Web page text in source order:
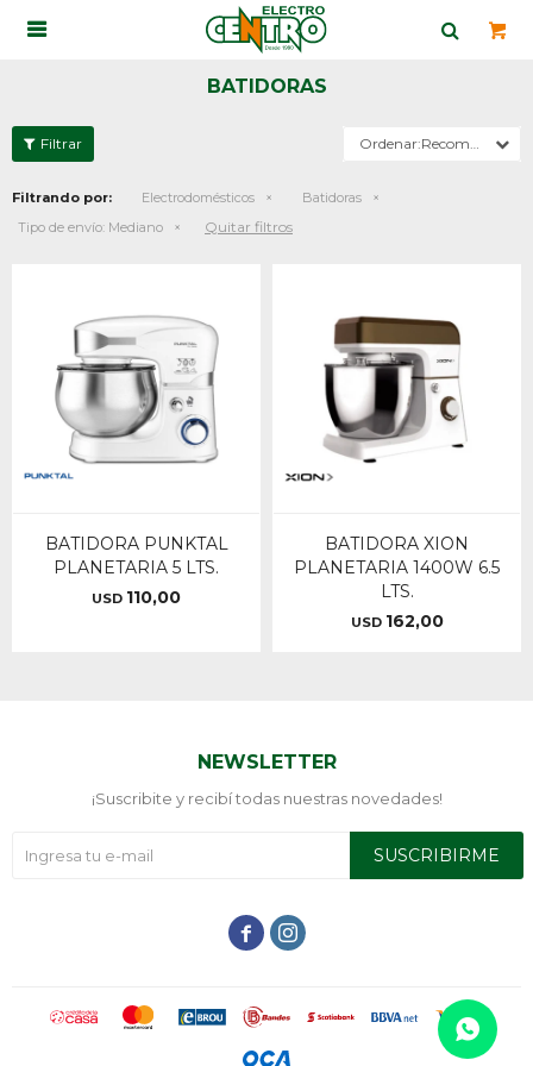

BATIDORAS
Recomendados
Filtrando por: Electrodomésticos
Batidoras
Tipo de envío: Mediano Quitar filtros
BATIDORA PUNKTAL
PLANETARIA 5 LTS.
USD 110,00
BATIDORA XION
PLANETARIA 1400W 6.5
LTS.
USD 162,00
NEWSLETTER
¡Suscribite y recibí todas nuestras novedades!
SUSCRIBIRME
 